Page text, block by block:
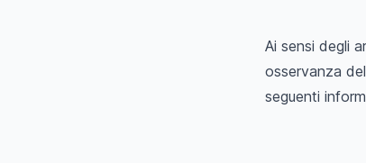
Ai sensi degli
osservanza
seguenti